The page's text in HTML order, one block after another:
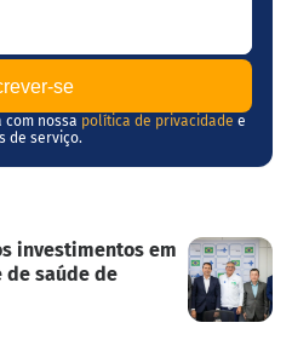
com nossa política de privacidade e
de serviço.
investimentos em
saúde de